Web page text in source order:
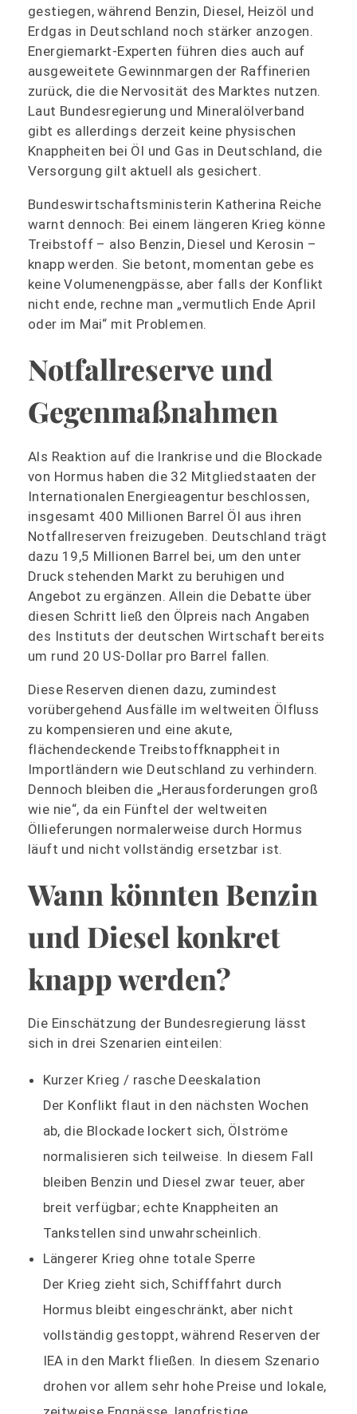
gestiegen, während Benzin, Diesel, Heizöl und
Erdgas in Deutschland noch stärker anzogen.
Energiemarkt‑Experten führen dies auch auf
ausgeweitete Gewinnmargen der Raffinerien
zurück, die die Nervosität des Marktes nutzen.
Laut Bundesregierung und Mineralölverband
gibt es allerdings derzeit keine physischen
Knappheiten bei Öl und Gas in Deutschland, die
Versorgung gilt aktuell als gesichert.
Bundeswirtschaftsministerin Katherina Reiche
warnt dennoch: Bei einem längeren Krieg könne
Treibstoff – also Benzin, Diesel und Kerosin –
knapp werden. Sie betont, momentan gebe es
keine Volumenengpässe, aber falls der Konflikt
nicht ende, rechne man „vermutlich Ende April
oder im Mai“ mit Problemen.
Notfallreserve und
Gegenmaßnahmen
Als Reaktion auf die Irankrise und die Blockade
von Hormus haben die 32 Mitgliedstaaten der
Internationalen Energieagentur beschlossen,
insgesamt 400 Millionen Barrel Öl aus ihren
Notfallreserven freizugeben. Deutschland trägt
dazu 19,5 Millionen Barrel bei, um den unter
Druck stehenden Markt zu beruhigen und
Angebot zu ergänzen. Allein die Debatte über
diesen Schritt ließ den Ölpreis nach Angaben
des Instituts der deutschen Wirtschaft bereits
um rund 20 US‑Dollar pro Barrel fallen.​
Diese Reserven dienen dazu, zumindest
vorübergehend Ausfälle im weltweiten Ölfluss
zu kompensieren und eine akute,
flächendeckende Treibstoffknappheit in
Importländern wie Deutschland zu verhindern.
Dennoch bleiben die „Herausforderungen groß
wie nie“, da ein Fünftel der weltweiten
Öllieferungen normalerweise durch Hormus
läuft und nicht vollständig ersetzbar ist.
Wann könnten Benzin
und Diesel konkret
knapp werden?
Die Einschätzung der Bundesregierung lässt
sich in drei Szenarien einteilen:
Kurzer Krieg / rasche Deeskalation
Der Konflikt flaut in den nächsten Wochen
ab, die Blockade lockert sich, Ölströme
normalisieren sich teilweise. In diesem Fall
bleiben Benzin und Diesel zwar teuer, aber
breit verfügbar; echte Knappheiten an
Tankstellen sind unwahrscheinlich.
Längerer Krieg ohne totale Sperre
Der Krieg zieht sich, Schifffahrt durch
Hormus bleibt eingeschränkt, aber nicht
vollständig gestoppt, während Reserven der
IEA in den Markt fließen. In diesem Szenario
drohen vor allem sehr hohe Preise und lokale,